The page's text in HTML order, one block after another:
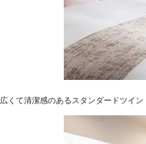
広くて清潔感のあるスタンダードツイン